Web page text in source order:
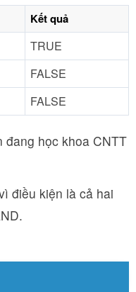
Kết quả
TRUE
FALSE
FALSE
đang học khoa CNTT
điều kiện là cả hai